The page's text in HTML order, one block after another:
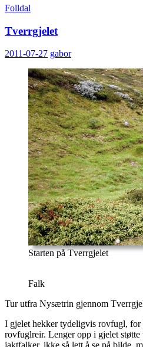
Folldal
Tverrgjelet
2011-07-27 gabor
Starten på Tverrgjelet
Falk
Tur utfra Nysætrin gjennom
I gjelet hekker tydeligvis rovfugl, for
rovfuglreir. Lenger opp i gjelet støtte